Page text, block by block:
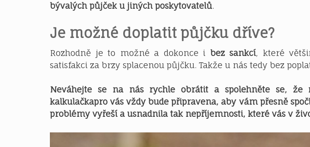
bývalých půjček u jiných poskytovatelů.
Je možné doplatit půjčku dříve?
Rozhodně je to možné a dokonce i bez sankcí, které
satisfakci za brzy splacenou půjčku. Takže u nás tedy bez
Neváhejte se na nás rychle obrátit a spolehněte se, že
kalkulačkapro vás vždy bude připravena, aby vám přesně
problémy vyřeší a usnadnila tak nepříjemnosti, které vás v